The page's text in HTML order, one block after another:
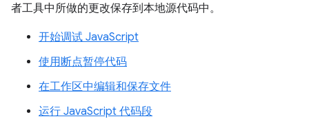
者工具中所做的更改保存到本地源代码中。
开始调试 JavaScript
使用断点暂停代码
在工作区中编辑和保存文件
运行 JavaScript 代码段